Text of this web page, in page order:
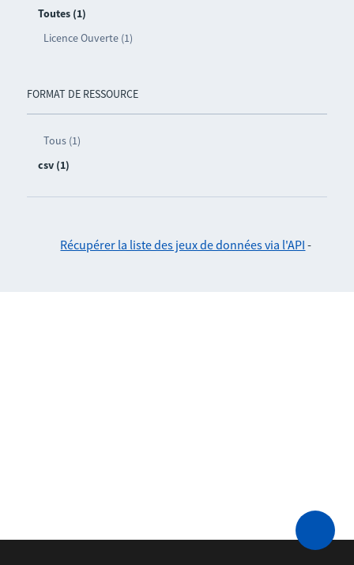
Toutes (1)
Licence Ouverte (1)
FORMAT DE RESSOURCE
Tous (1)
csv (1)
Récupérer la liste des jeux de données via l'API -